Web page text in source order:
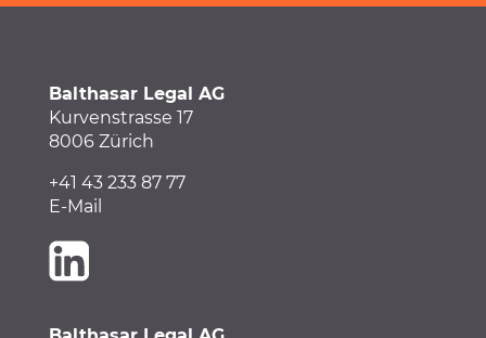
Balthasar Legal AG
Kurvenstrasse 17
8006 Zürich
+41 43 233 87 77
E-Mail